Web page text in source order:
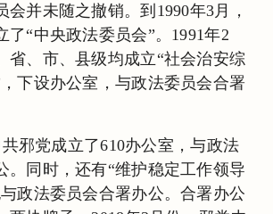
会并未随之撤销。到1990年3月，
了“中央政法委员会”。1991年2
省、市、县级均成立“社会治安综
下设办公室，与政法委员会合署
邪党成立了610办公室，与政法
。同时，还有“维护稳定工作领导
政法委员会合署办公。合署办公